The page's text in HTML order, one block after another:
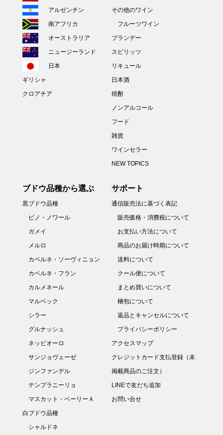
アルゼンチン
南アフリカ
オーストラリア
ニュージーランド
日本
ギリシャ
クロアチア
その他のワイン
フルーツワイン
ブランデー
スピリッツ
リキュール
日本酒
焼酎
ノンアルコール
フード
雑貨
ワインセラー
NEW TOPICS
ブドウ品種から選ぶ
黒ブドウ品種
ピノ・ノワール
ガメイ
メルロ
カベルネ・ソーヴィニョン
カベルネ・フラン
カルメネール
マルベック
シラー
グルナッシュ
ネッビオーロ
サンジョヴェーゼ
ジンファンデル
テンプラニーリョ
マスカット・ベーリーＡ
白ブドウ品種
シャルドネ
サポート
通信販売法に基づく表記
販売価格・消費税について
お支払い方法について
商品のお届け時期について
送料について
クール便について
まとめ買いについて
梱包について
返品とキャンセルについて
プライバシーポリシー
アクセスマップ
クレジットカード支払登録（未
掲載商品のご注文）
LINEで友だち追加
お問い合せ